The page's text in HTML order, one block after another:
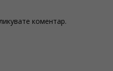
коментар.